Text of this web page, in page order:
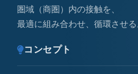
圏域（商圏）内の接触を、
最適に組み合わせ、循環させる
コンセプト